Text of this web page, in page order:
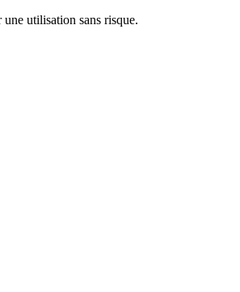
utilisation sans risque.